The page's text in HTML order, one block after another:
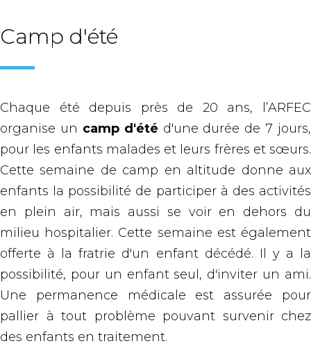
Camp d'été
Chaque été depuis près de 20 ans, l’ARFEC
organise un camp d'été d'une durée de 7 jours,
pour les enfants malades et leurs frères et sœurs.
Cette semaine de camp en altitude donne aux
enfants la possibilité de participer à des activités
en plein air, mais aussi se voir en dehors du
milieu hospitalier. Cette semaine est également
offerte à la fratrie d'un enfant décédé. Il y a la
possibilité, pour un enfant seul, d'inviter un ami.
Une permanence médicale est assurée pour
pallier à tout problème pouvant survenir chez
des enfants en traitement.